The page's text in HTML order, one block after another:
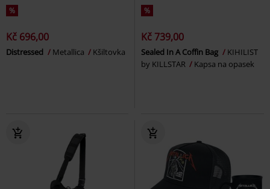
%
Kč 696,00
Distressed Metallica Kšiltovka
%
Kč 739,00
Sealed In A Coffin Bag
KIHILIST
by KILLSTAR
Kapsa na opasek